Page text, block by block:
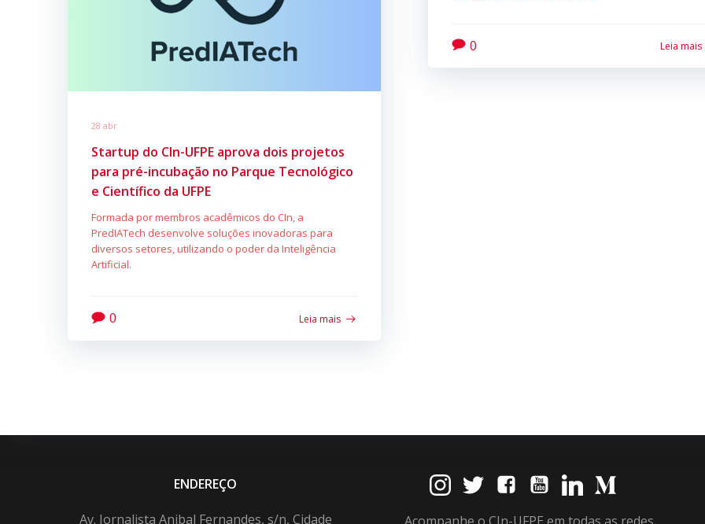
0 Leia mais
28 abr
Startup do CIn-UFPE aprova dois projetos
para pré-incubação no Parque Tecnológico
e Científico da UFPE
Formada por membros acadêmicos do CIn, a
PredIATech desenvolve soluções inovadoras para
diversos setores, utilizando o poder da Inteligência
Artificial.
0 Leia mais
ENDEREÇO
Av. Jornalista Anibal Fernandes, s/n, Cidade